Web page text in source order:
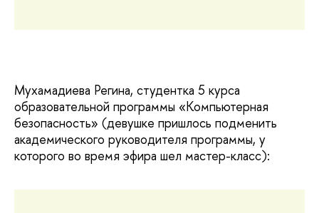
Мухамадиева Регина, студентка 5 курса
образовательной программы «Компьютерная
безопасность» (девушке пришлось подменить
академического руководителя программы, у
которого во время эфира шел мастер-класс):